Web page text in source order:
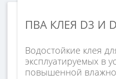
ПВА КЛЕЯ D3 И
Водостойкие клея
эксплуатируемых в
повышенной